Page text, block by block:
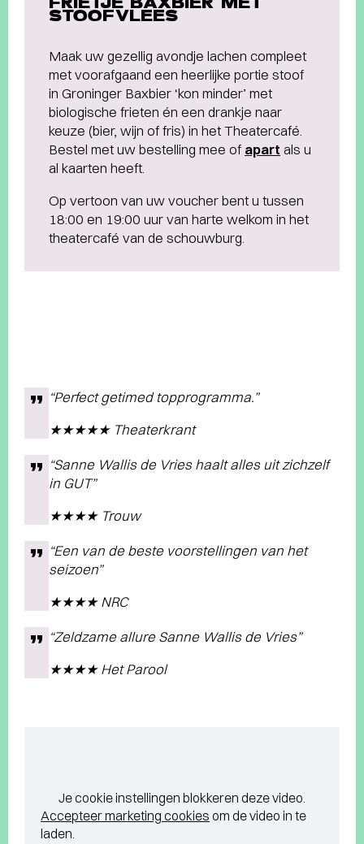
STOOFVLEES
Maak uw gezellig avondje lachen compleet
met voorafgaand een heerlijke portie stoof
in Groninger Baxbier ‘kon minder’ met
biologische frieten én een drankje naar
keuze (bier, wijn of fris) in het Theatercafé.
Bestel met uw bestelling mee of apart als u
al kaarten heeft.
Op vertoon van uw voucher bent u tussen
18:00 en 19:00 uur van harte welkom in het
theatercafé van de schouwburg.
“Perfect getimed topprogramma.”
★★★★★ Theaterkrant
“Sanne Wallis de Vries haalt alles uit zichzelf
in GUT”
★★★★ Trouw
“Een van de beste voorstellingen van het
seizoen”
★★★★ NRC
“Zeldzame allure Sanne Wallis de Vries”
★★★★ Het Parool
Je cookie instellingen blokkeren deze video.
Accepteer marketing cookies om de video in te
laden.